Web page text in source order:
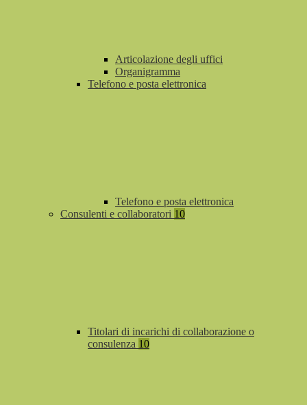
Articolazione degli uffici
Organigramma
Telefono e posta elettronica
Telefono e posta elettronica
Consulenti e collaboratori 10
Titolari di incarichi di collaborazione o
consulenza 10